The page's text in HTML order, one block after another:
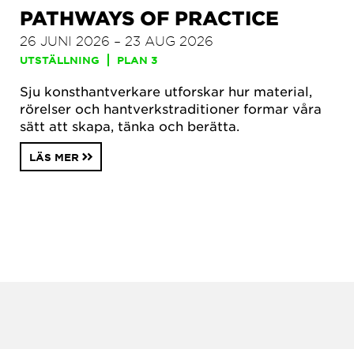
PATHWAYS OF PRACTICE
26 JUNI 2026 – 23 AUG 2026
UTSTÄLLNING PLAN 3
Sju konsthantverkare utforskar hur material,
rörelser och hantverkstraditioner formar våra
sätt att skapa, tänka och berätta.
LÄS MER